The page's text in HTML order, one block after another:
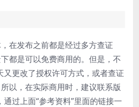
在发布之前都是经过多方查证
都是可以免费商用的。但是，不
更改了授权许可方式，或者查证
以，在实际商用时，建议联系版
过上面“参考资料”里面的链接一